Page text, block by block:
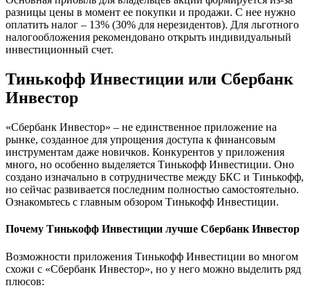
разницы цены в момент ее покупки и продажи. С нее нужно
оплатить налог – 13% (30% для нерезидентов). Для льготного
налогообложения рекомендовано открыть индивидуальный
инвестиционный счет.
Тинькофф Инвестиции или Сбербанк
Инвестор
«Сбербанк Инвестор» – не единственное приложение на
рынке, созданное для упрощения доступа к финансовым
инструментам даже новичков. Конкурентов у приложения
много, но особенно выделяется Тинькофф Инвестиции. Оно
создано изначально в сотрудничестве между БКС и Тинькофф,
но сейчас развивается последним полностью самостоятельно.
Ознакомьтесь с главным обзором Тинькофф Инвестиции.
Почему Тинькофф Инвестиции лучше Сбербанк Инвестор
Возможности приложения Тинькофф Инвестиции во многом
схожи с «Сбербанк Инвестор», но у него можно выделить ряд
плюсов: